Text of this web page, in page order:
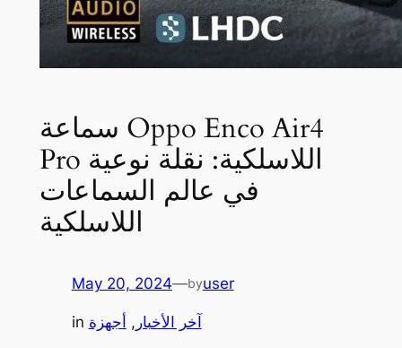
سماعة Oppo Enco Air4
Pro اللاسلكية: نقلة نوعية
في عالم السماعات
اللاسلكية
May 20, 2024—byuser
in آخر الأخبار , أجهزة